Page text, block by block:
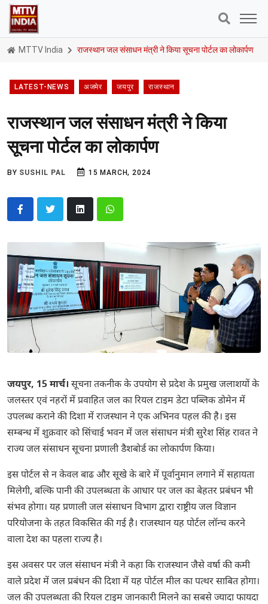
MTTV India राजस्थान जल संसाधन मंत्री ने किया सूचना पोर्टल का लोकार्पण
LATEST-NEWS अजमेर जयपुर राजस्थान
राजस्थान जल संसाधन मंत्री ने किया
सूचना पोर्टल का लोकार्पण
BY SUSHIL PAL 15 MARCH, 2024
जयपुर, 15 मार्च। सूचना तकनीक के उपयोग से प्रदेश के प्रमुख जलाशयों के
जलस्तर एवं नहरों में प्रवाहित जल का रियल टाइम डेटा पब्लिक डोमेन में
उपलब्ध कराने की दिशा में राजस्थान ने एक अभिनव पहल की है। इस
सम्बन्ध में शुक्रवार को सिंचाई भवन में जल संसाधन मंत्री सुरेश सिंह रावत ने
राज्य जल संसाधन सूचना प्रणाली डैशबोर्ड का लोकार्पण किया।
इस पोर्टल से न केवल बाढ और सूखे के बारे में पूर्वानुमान लगाने में सहायता
मिलेगी, बल्कि पानी की उपलब्धता के आधार पर जल का बेहतर प्रबंधन भी
संभव होगा। यह प्रणाली जल संसाधन विभाग द्वारा राष्ट्रीय जल विज्ञान
परियोजना के तहत विकसित की गई है। राजस्थान यह पोर्टल लॉन्च करने
वाला देश का पहला राज्य है।
इस अवसर पर जल संसाधन मंत्री ने कहा कि राजस्थान जैसे वर्षा की कमी
वाले प्रदेश में जल प्रबंधन की दिशा में यह पोर्टल मील का पत्थर साबित होगा।
जल की उपलब्धता की रियल टाइम जानकारी मिलने का सबसे ज्यादा फायदा